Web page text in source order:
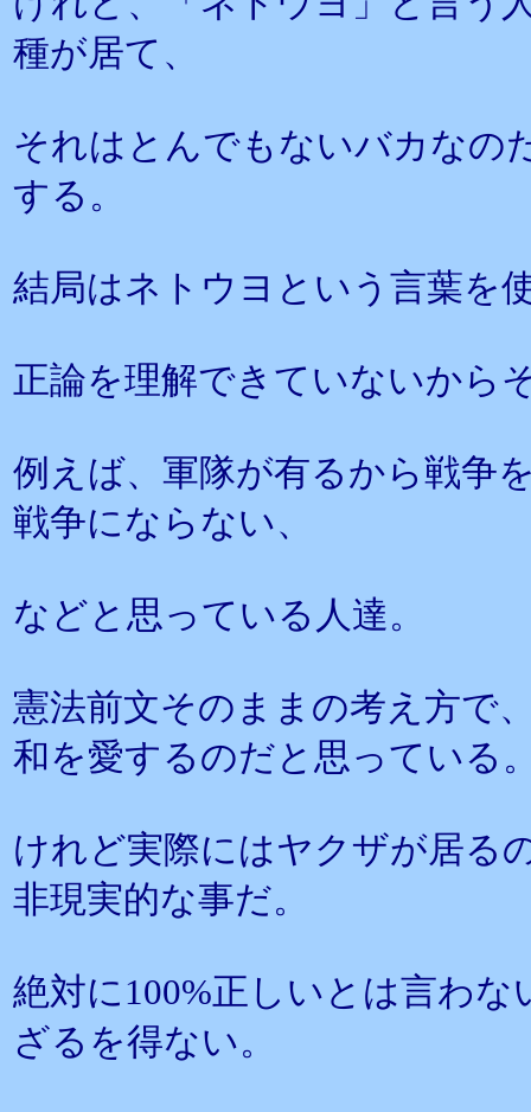
種が居て、
それはとんでもないバカなの
する。
結局はネトウヨという言葉を
正論を理解できていないから
例えば、軍隊が有るから戦争
戦争にならない、
などと思っている人達。
憲法前文そのままの考え方で
和を愛するのだと思っている
けれど実際にはヤクザが居る
非現実的な事だ。
絶対に100%正しいとは言わ
ざるを得ない。